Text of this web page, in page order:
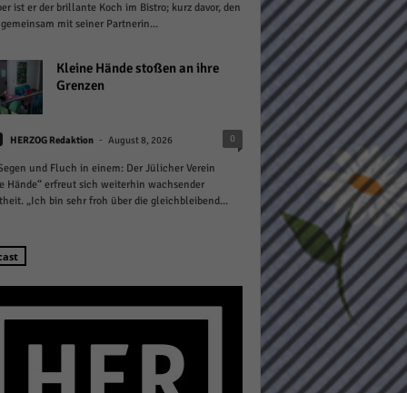
ist er der brillante Koch im Bistro; kurz davor, den
gemeinsam mit seiner Partnerin...
Kleine Hände stoßen an ihre
Grenzen
HERZOG Redaktion - August 8, 2026 0
und Fluch in einem: Der Jülicher Verein
Hände“ erfreut sich weiterhin wachsender
„Ich bin sehr froh über die gleichbleibend...
Externe Medien